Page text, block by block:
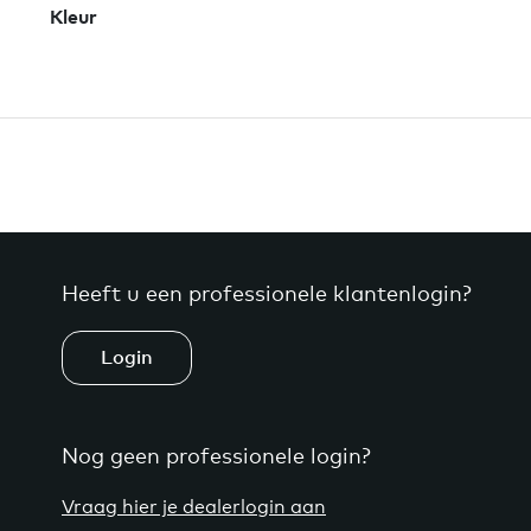
Kleur
Heeft u een professionele klantenlogin?
Login
Nog geen professionele login?
Vraag hier je dealerlogin aan